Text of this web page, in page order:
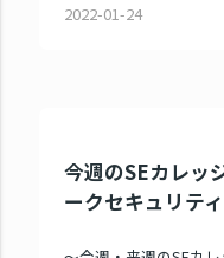
2022-01-24
今週のSEカレッ
ークセキュリテ